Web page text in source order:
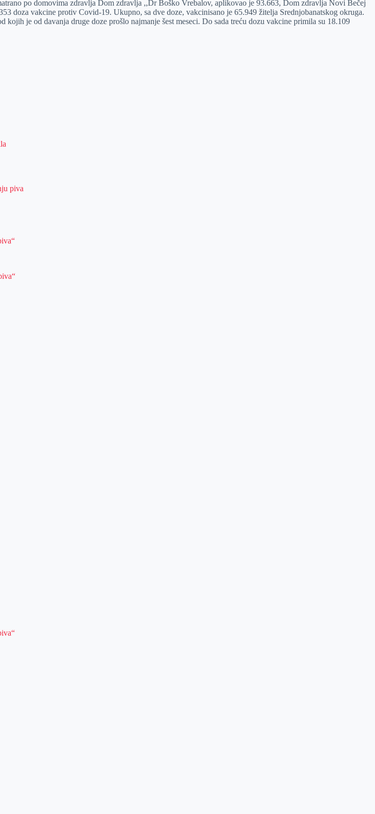
po domovima zdravlja Dom zdravlja ,,Dr Boško Vrebalov, aplikovao je 93.663, Dom zdravlja Novi Bečej
doza vakcine protiv Covid-19. Ukupno, sa dve doze, vakcinisano je 65.949 žitelja Srednjobanatskog okruga.
je od davanja druge doze prošlo najmanje šest meseci. Do sada treću dozu vakcine primila su 18.109
piva